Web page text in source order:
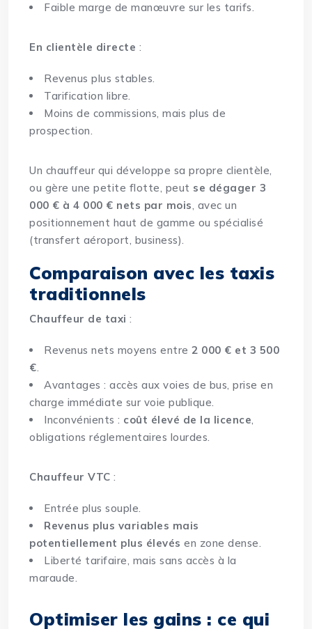
Faible marge de manœuvre sur les tarifs.
En clientèle directe :
Revenus plus stables.
Tarification libre.
Moins de commissions, mais plus de
prospection.
Un chauffeur qui développe sa propre clientèle,
ou gère une petite flotte, peut se dégager 3
000 € à 4 000 € nets par mois, avec un
positionnement haut de gamme ou spécialisé
(transfert aéroport, business).
Comparaison avec les taxis
traditionnels
Chauffeur de taxi :
Revenus nets moyens entre2 000 € et 3 500
€.
Avantages : accès aux voies de bus, prise en
charge immédiate sur voie publique.
Inconvénients : coût élevé de la licence,
obligations réglementaires lourdes.
Chauffeur VTC :
Entrée plus souple.
Revenus plus variables mais
potentiellement plus élevés en zone dense.
Liberté tarifaire, mais sans accès à la
maraude.
Optimiser les gains : ce qui